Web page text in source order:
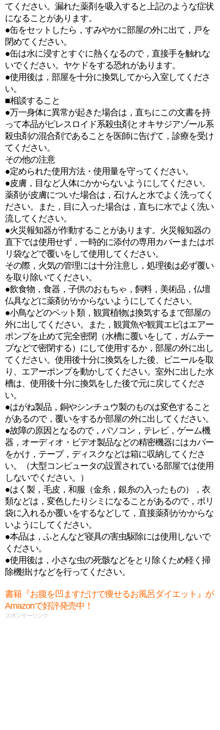
てください。漏れた薬剤を吸入すると上記のような症状
になることがあります。
●缶をセットしたら，すみやかに部屋の外に出て，戸を
閉めてください。
●缶は水に浸すとすぐに熱くなるので，直接手を触れな
いでください。ヤケドをする恐れがあります。
●使用後は，部屋を十分に換気してから入室してくださ
い。
■相談すること
●万一身体に異常が起きた場合は，直ちにこの文書を持
って本品がピレスロイド系殺虫剤とオキサジアゾール系
殺虫剤の混合剤であることを医師に告げて，診療を受け
てください。
その他の注意
●定められた使用方法・使用量を守ってください。
●皮膚，目など人体にかからないようにしてください。
薬剤が皮膚についた場合は，石けんと水でよく洗ってく
ださい。また，目に入った場合は，直ちに水でよく洗い
流してください。
●火災報知器が作動することがあります。火災報知器の
直下では使用せず，一時的に添付の専用カバーまたはポ
リ袋などで覆いをして使用してください。
その際，火気の管理には十分注意し，処理後は必ず覆い
を取り除いてください。
●飲食物，食器，子供のおもちゃ，飼料，美術品，仏壇
仏具などに薬剤がかからないようにしてください。
●小鳥などのペット類，観賞植物は換気するまで部屋の
外に出してください。また，観賞魚や観賞エビはエアー
ポンプを止めて完全密閉（水槽に覆いをして，ガムテー
プなどで密閉する）にして使用するか，部屋の外に出し
てください。使用後十分に換気をした後、ビニールを取
り、エアーポンプを動かしてください。室外に出した水
槽は、使用後十分に換気をした後で元に戻してくださ
い。
●はがね製品，銅やシンチュウ製のものは変色すること
があるので，覆いをするか部屋の外に出してください。
●故障の原因となるので，パソコン，テレビ，ゲーム機
器，オーディオ・ビデオ製品などの精密機器にはカバー
をかけ，テープ，ディスクなどは箱に収納してくださ
い。（大型コンピュータの設置されている部屋では使用
しないでください。）
●はく製，毛皮，和服（金糸，銀糸の入ったもの），衣
類などは，変色したりシミになることがあるので，ポリ
袋に入れるか覆いをするなどして，直接薬剤がかからな
いようにしてください。
●本品は，ふとんなど寝具の害虫駆除には使用しないで
ください。
●使用後は，小さな虫の死骸などをとり除くため軽く掃
除機掛けなどを行ってください。
書籍『お腹を凹ますだけで痩せるお風呂ダイエット』が
Amazonで好評発売中！
スポンサーリンク